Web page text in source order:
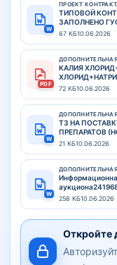
W
ПРОЕКТ
ТИПОВОЙ
ЗАПОЛНЕНО
67 КБ10.06.2026
PDF
КАЛИЯ
72 КБ10.06.2026
W
ТЗ НА
ПРЕПАРАТОВ
21 КБ10.06.2026
W
258 КБ10.06.2026
Откройте